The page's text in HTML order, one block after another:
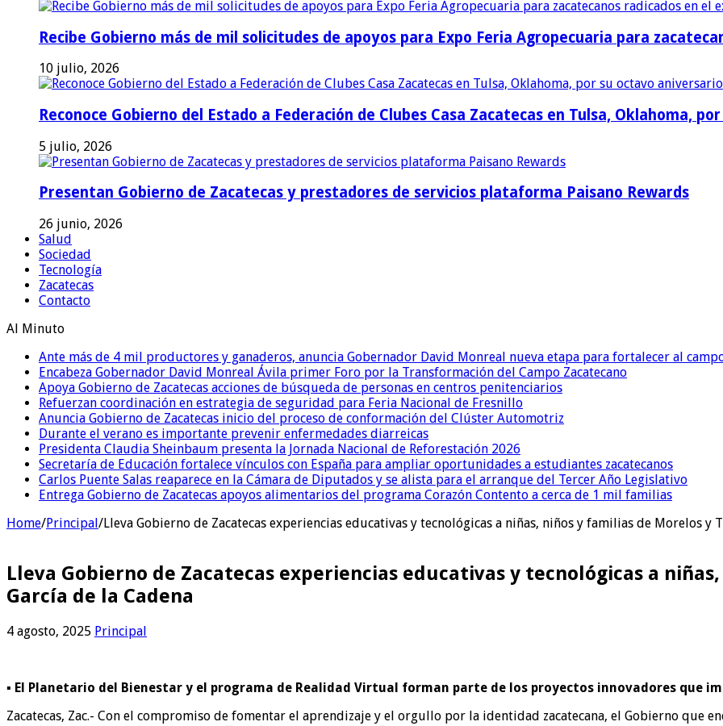
Recibe Gobierno más de mil solicitudes de apoyos para Expo Feria Agropecuaria para
10 julio, 2026
Reconoce Gobierno del Estado a Federación de Clubes Casa Zacatecas en Tulsa, Oklahoma,
5 julio, 2026
Presentan Gobierno de Zacatecas y prestadores de servicios plataforma Paisano Rewards
26 junio, 2026
Salud
Sociedad
Tecnología
Zacatecas
Contacto
Al Minuto
Ante más de 4 mil productores y ganaderos, anuncia Gobernador David Monreal nueva etapa para fortalecer al
Encabeza Gobernador David Monreal Ávila primer Foro por la Transformación del Campo Zacatecano
Apoya Gobierno de Zacatecas acciones de búsqueda de personas en centros penitenciarios
Refuerzan coordinación en estrategia de seguridad para Feria Nacional de Fresnillo
Anuncia Gobierno de Zacatecas inicio del proceso de conformación del Clúster Automotriz
Durante el verano es importante prevenir enfermedades diarreicas
Presidenta Claudia Sheinbaum presenta la Jornada Nacional de Reforestación 2026
Secretaría de Educación fortalece vínculos con España para ampliar oportunidades a estudiantes zacatecanos
Carlos Puente Salas reaparece en la Cámara de Diputados y se alista para el arranque del Tercer Año Legislativo
Entrega Gobierno de Zacatecas apoyos alimentarios del programa Corazón Contento a cerca de 1 mil familias
Home/Principal/Lleva Gobierno de Zacatecas experiencias educativas y tecnológicas a niñas, niños y familias de Morelos y
Lleva Gobierno de Zacatecas experiencias educativas y tecnológicas a
García de la Cadena
4 agosto, 2025 Principal
▪️ El Planetario del Bienestar y el programa de Realidad Virtual forman parte de los proyectos innovadores que
Zacatecas, Zac.- Con el compromiso de fomentar el aprendizaje y el orgullo por la identidad zacatecana, el Gobierno que